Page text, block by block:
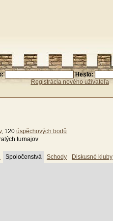
Heslo:
Registrácia nového užívateľa
, 120 úspěchových bodů
turnajov
Spoločenstvá Schody Diskusné kluby